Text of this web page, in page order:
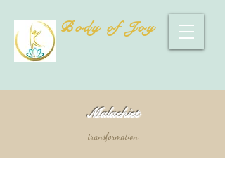
Body of Joy
Malachiet
transformation